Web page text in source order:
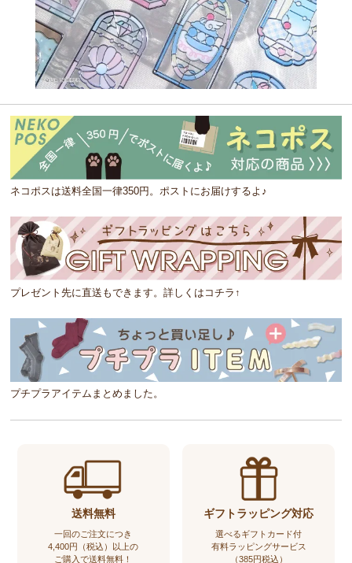
ネコポスは送料全国一律350円。ポストにお届けするよ♪
プレゼント先に直送もできます。詳しくはコチラ↑
プチプラアイテムまとめました。
送料無料
一回のご注文につき
4,400円（税込）以上の
ご購入で送料無料！
ギフトラッピング対応
選べるギフトカード付
有料ラッピングサービス
（385円税込）